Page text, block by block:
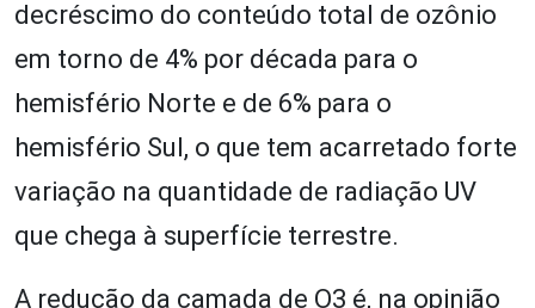
decréscimo do conteúdo total de ozônio
em torno de 4% por década para o
hemisfério Norte e de 6% para o
hemisfério Sul, o que tem acarretado forte
variação na quantidade de radiação UV
que chega à superfície terrestre.
A redução da camada de O3 é, na opinião